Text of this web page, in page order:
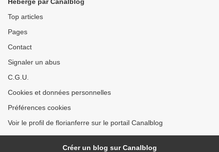
Top articles
Pages
Contact
Signaler un abus
C.G.U.
Cookies et données personnelles
Préférences cookies
Voir le profil de florianferre sur le portail Canalblog
Créer un blog sur Canalblog